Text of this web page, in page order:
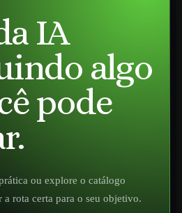
IA
algo
pode
ou explore o catálogo
rota certa para o seu objetivo.